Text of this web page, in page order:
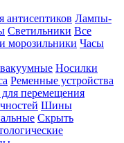
антисептиков Лампы-
Светильники Все
морозильники Часы
Носилки
Ременные устройства
для перемещения
Шины
Скрыть